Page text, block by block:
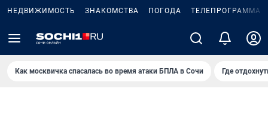
НЕДВИЖИМОСТЬ ЗНАКОМСТВА ПОГОДА ТЕЛЕПРОГРАММА
Как москвичка спасалась во время атаки БПЛА в Сочи Где